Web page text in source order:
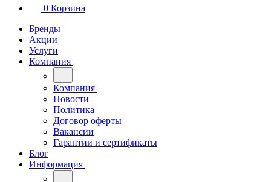
0 Корзина
Бренды
Акции
Услуги
Компания
Компания
Новости
Политика
Договор оферты
Вакансии
Гарантии и сертификаты
Блог
Информация